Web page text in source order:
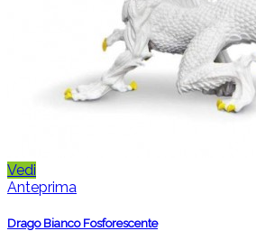
Vedi
Anteprima
Drago Bianco Fosforescente